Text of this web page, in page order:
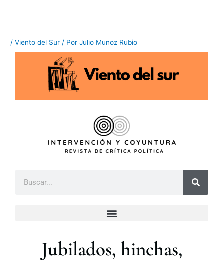
/Viento del Sur / PorJulio Munoz Rubio
Jubilados, hinchas,